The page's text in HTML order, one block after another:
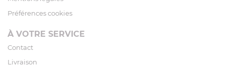
Préférences cookies
À VOTRE SERVICE
Contact
Livraison